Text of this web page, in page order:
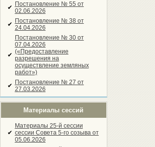
✔ Постановление № 55 от
02.06.2026
✔ Постановление № 38 от
24.04.2026
✔
Постановление № 30 от
07.04.2026
(«Предоставление
разрешения на
осуществление земляных
работ»)
✔ Постановление № 27 от
27.03.2026
Материалы сессий
✔
Материалы 25-й сессии
сессии Совета 5-го созыва от
05.06.2026